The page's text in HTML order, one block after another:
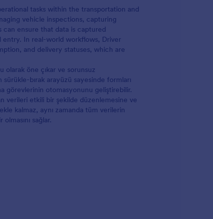
tasks within the transportation and
vehicle inspections, capturing
ensure that data is captured
In real-world workflows, Driver
and delivery statuses, which are
öne çıkar ve sorunsuz
bırak arayüzü sayesinde formları
görevlerinin otomasyonunu geliştirebilir.
verileri etkili bir şekilde düzenlemesine ve
kalmaz, aynı zamanda tüm verilerin
sağlar.